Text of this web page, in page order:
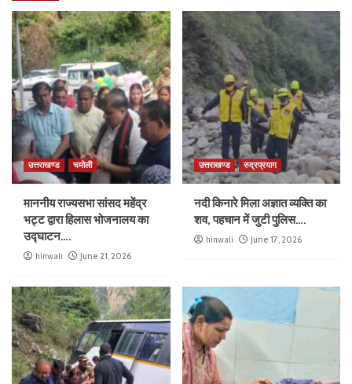
उत्तराखण्ड चमोली
माननीय राज्यसभा सांसद महेंद्र
भट्ट द्वारा हिलास भोजनालय का
उद्घाटन….
hinwali June 21, 2026
उत्तराखण्ड रुद्रप्रयाग
नदी किनारे मिला अज्ञात व्यक्ति का
शव, पहचान में जुटी पुलिस….
hinwali June 17, 2026